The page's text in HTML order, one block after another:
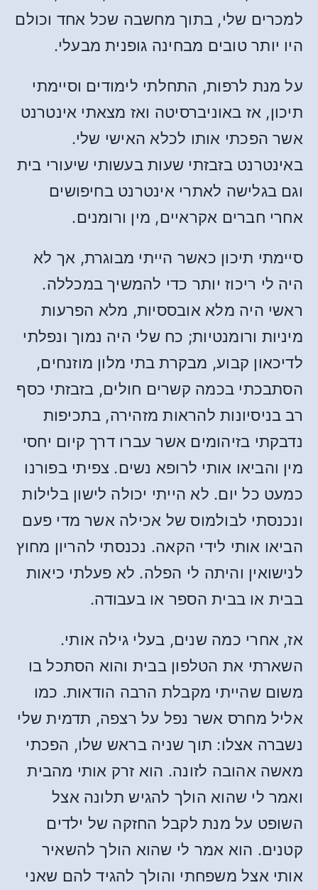
למכרים שלי, בתוך מחשבה שכל אחד וכולם
היו יותר טובים מבחינה גופנית מבעלי.
על מנת לרפות, התחלתי לימודים וסיימתי
תיכון, אז באוניברסיטה ואז מצאתי אינטרנט
אשר הפכתי אותו לכלא האישי שלי.
באינטרנט בזבזתי שעות בעשותי שיעורי בית
וגם בגלישה לאתרי אינטרנט בחיפושים
אחרי חברים אקראיים, מין ורומנים.
סיימתי תיכון כאשר הייתי מבוגרת, אך לא
היה לי ריכוז יותר כדי להמשיך במכללה.
ראשי היה מלא אובססיות, מלא הפרעות
מיניות ורומנטיות; כח שלי היה נמוך ונפלתי
לדיכאון קבוע, מבקרת בתי מלון מוזנחים,
הסתבכתי בכמה קשרים חולים, בזבזתי כסף
רב בניסיונות להראות מזהירה, בתכיפות
נדבקתי בזיהומים אשר עברו דרך קיום יחסי
מין והביאו אותי לרופא נשים. צפיתי בפורנו
כמעט כל יום. לא הייתי יכולה לישון בלילות
ונכנסתי לבולמוס של אכילה אשר מדי פעם
הביאו אותי לידי הקאה. נכנסתי להריון מחוץ
לנישואין והיתה לי הפלה. לא פעלתי כיאות
בבית או בבית הספר או בעבודה.
אז, אחרי כמה שנים, בעלי גילה אותי.
השארתי את הטלפון בבית והוא הסתכל בו
משום שהייתי מקבלת הרבה הודאות. כמו
אליל מחרס אשר נפל על רצפה, תדמית שלי
נשברה אצלו: תוך שניה בראש שלו, הפכתי
מאשה אהובה לזונה. הוא זרק אותי מהבית
ואמר לי שהוא הולך להגיש תלונה אצל
השופט על מנת לקבל החזקה של ילדים
קטנים. הוא אמר לי שהוא הולך להשאיר
אותי אצל משפחתי והולך להגיד להם שאני